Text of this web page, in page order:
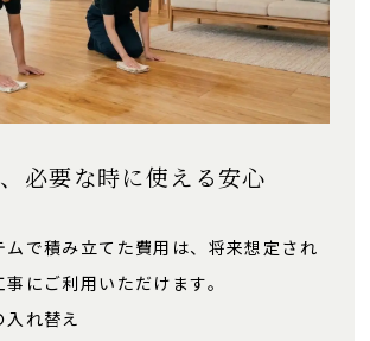
必要な時に使える安心
ムで積み立てた費用は、将来想定され
にご利用いただけます。
入れ替え